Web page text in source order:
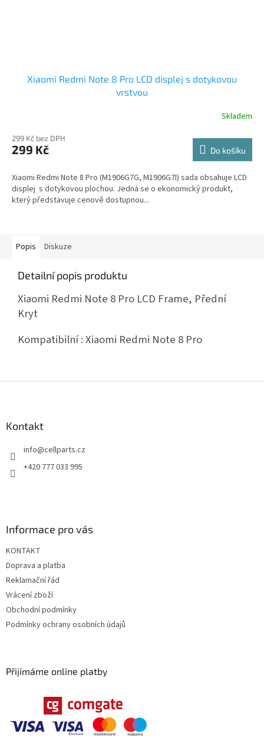
Xiaomi Redmi Note 8 Pro LCD displej s dotykovou
vrstvou
Skladem
299 Kč bez DPH
299 Kč Do košíku
Xiaomi Redmi Note 8 Pro (M1906G7G, M1906G7I) sada obsahuje LCD
displej s dotykovou plochou. Jedná se o ekonomický produkt,
který představuje cenově dostupnou...
Popis Diskuze
Detailní popis produktu
Xiaomi Redmi Note 8 Pro LCD Frame, Přední
Kryt
Kompatibilní : Xiaomi Redmi Note 8 Pro
Kontakt
info@cellparts.cz
+420 777 033 995
Informace pro vás
KONTAKT
Doprava a platba
Reklamační řád
Vrácení zboží
Obchodní podmínky
Podmínky ochrany osobních údajů
Přijímáme online platby